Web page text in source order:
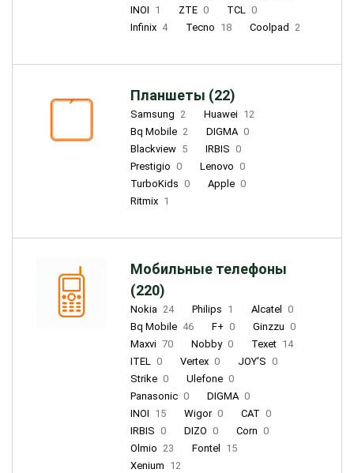
INOI 1 ZTE 0 TCL 0
Infinix 4 Tecno 18 Coolpad 2
Планшеты (22)
Samsung 2 Huawei 12
Bq Mobile 2 DIGMA 0
Blackview 5 IRBIS 0
Prestigio 0 Lenovo 0
TurboKids 0 Apple 0
Ritmix 1
Мобильные телефоны
(220)
Nokia 24 Philips 1 Alcatel
0
Bq Mobile 46 F+ 0 Ginzzu 0
Maxvi 70 Nobby 0 Texet 14
ITEL 0 Vertex 0 JOY'S 0
Strike 0 Ulefone 0
Panasonic 0 DIGMA 0
INOI 15 Wigor 0 CAT 0
IRBIS 0 DIZO 0 Corn 0
Olmio 23 Fontel
15
Xenium 12